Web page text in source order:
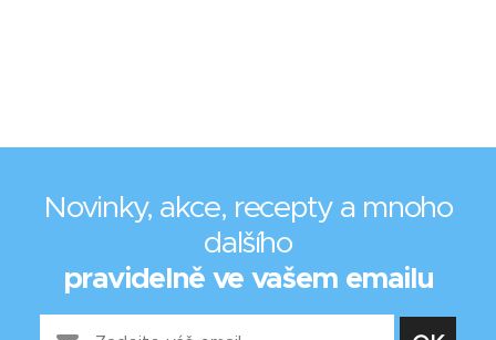
Novinky, akce, recepty a mnoho
dalšího
pravidelně ve vašem emailu